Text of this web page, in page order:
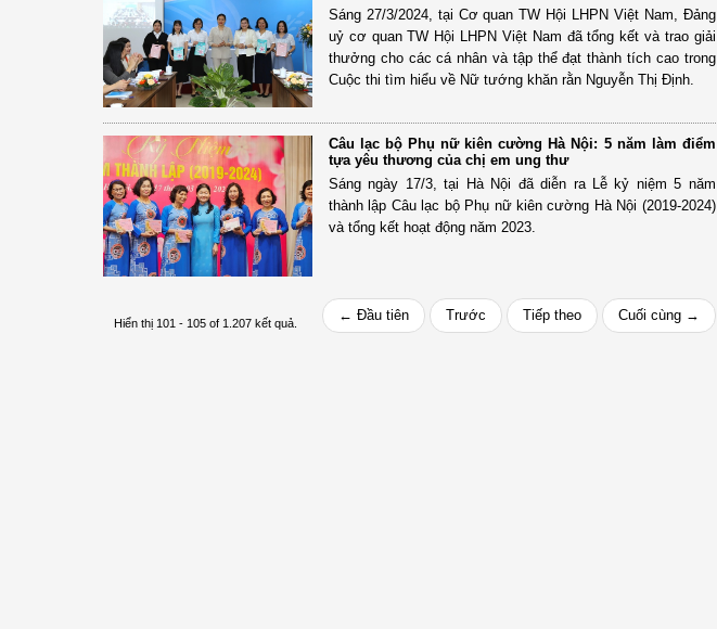
Sáng 27/3/2024, tại Cơ quan TW Hội LHPN Việt Nam, Đảng
uỷ cơ quan TW Hội LHPN Việt Nam đã tổng kết và trao giải
thưởng cho các cá nhân và tập thể đạt thành tích cao trong
Cuộc thi tìm hiểu về Nữ tướng khăn rằn Nguyễn Thị Định.
Câu lạc bộ Phụ nữ kiên cường Hà Nội: 5 năm làm điểm
tựa yêu thương của chị em ung thư
Sáng ngày 17/3, tại Hà Nội đã diễn ra Lễ kỷ niệm 5 năm
thành lập Câu lạc bộ Phụ nữ kiên cường Hà Nội (2019-2024)
và tổng kết hoạt động năm 2023.
Hiển thị 101 - 105 of 1.207 kết quả. ← Đầu tiên Trước Tiếp theo Cuối cùng →